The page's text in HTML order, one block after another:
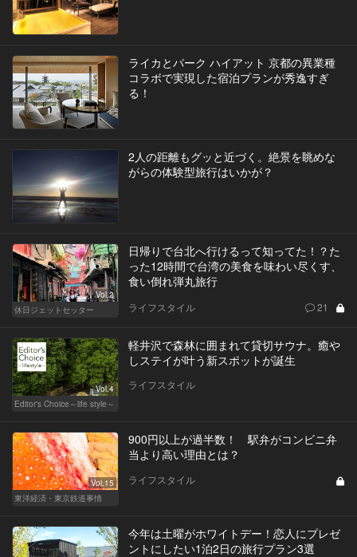
ライカとパーク ハイアット 京都の異業種
コラボで実現した宿泊プランが秀逸すぎ
る！
2人の距離もグッと近づく。絶景を眺めな
がらの体験型旅行はいかが？
Vol.2
休日ジェットセッター
日帰りで台北へ行けるって知ってた！？た
った12時間で台湾の美食を味わい尽くす、
食い倒れ弾丸旅行
ライフスタイル 21
Vol.4
Editor's Choice～life style～
軽井沢で森林に囲まれて貸切サウナ。癒や
しステイが叶う新スポットが誕生
ライフスタイル
Vol.15
東洋経済・東京鉄道事情
900円以上が過半数！ 駅弁がコンビニ弁
当より高い理由とは？
ライフスタイル
今年は土曜がホワイトデー！恋人にプレゼ
ントにしたい1泊2日の旅行プラン3選